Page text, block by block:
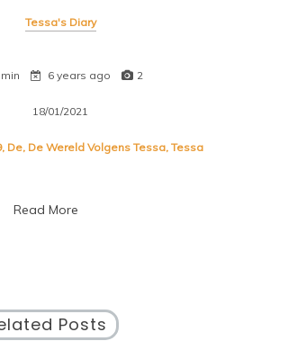
Tessa's Diary
6 years ago 2
18/01/2021
, De, De Wereld Volgens Tessa, Tessa
Read More
Posts